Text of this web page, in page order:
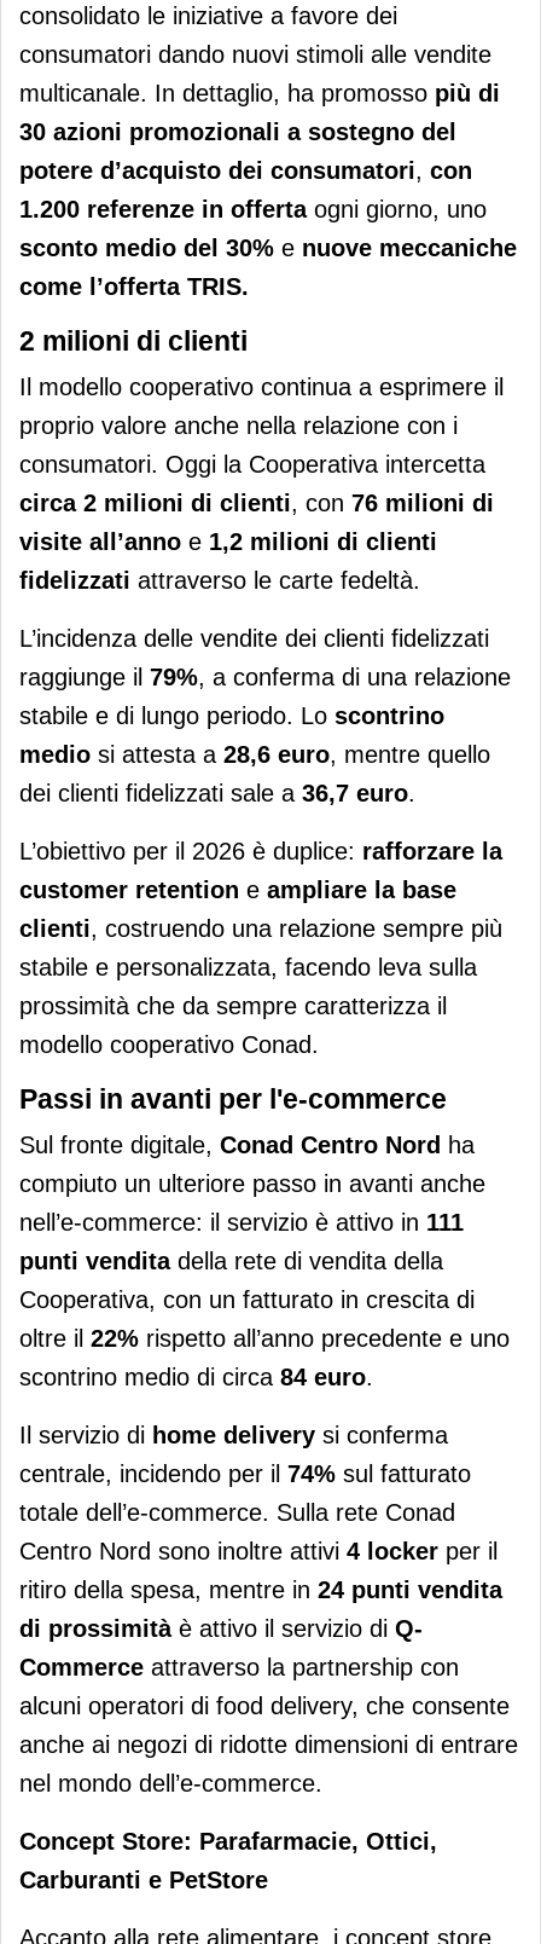
consolidato le iniziative a favore dei
consumatori dando nuovi stimoli alle vendite
multicanale. In dettaglio, ha promosso più di
30 azioni promozionali a sostegno del
potere d’acquisto dei consumatori, con
1.200 referenze in offerta ogni giorno, uno
sconto medio del 30% e nuove meccaniche
come l’offerta TRIS.
2 milioni di clienti
Il modello cooperativo continua a esprimere il
proprio valore anche nella relazione con i
consumatori. Oggi la Cooperativa intercetta
circa 2 milioni di clienti, con 76 milioni di
visite all’anno e 1,2 milioni di clienti
fidelizzati attraverso le carte fedeltà.
L’incidenza delle vendite dei clienti fidelizzati
raggiunge il 79%, a conferma di una relazione
stabile e di lungo periodo. Lo scontrino
medio si attesta a 28,6 euro, mentre quello
dei clienti fidelizzati sale a 36,7 euro.
L’obiettivo per il 2026 è duplice: rafforzare la
customer retention e ampliare la base
clienti, costruendo una relazione sempre più
stabile e personalizzata, facendo leva sulla
prossimità che da sempre caratterizza il
modello cooperativo Conad.
Passi in avanti per l'e-commerce
Sul fronte digitale, Conad Centro Nord ha
compiuto un ulteriore passo in avanti anche
nell’e-commerce: il servizio è attivo in 111
punti venditadella rete di vendita della
Cooperativa, con un fatturato in crescita di
oltre il 22% rispetto all’anno precedente e uno
scontrino medio di circa 84 euro.
Il servizio di home delivery si conferma
centrale, incidendo per il 74% sul fatturato
totale dell’e-commerce. Sulla rete Conad
Centro Nord sono inoltre attivi 4 locker per il
ritiro della spesa, mentre in 24 punti vendita
di prossimitàè attivo il servizio di Q-
Commerce attraverso la partnership con
alcuni operatori di food delivery, che consente
anche ai negozi di ridotte dimensioni di entrare
nel mondo dell’e-commerce.
Concept Store: Parafarmacie, Ottici,
Carburanti e PetStore
Accanto alla rete alimentare, i concept store